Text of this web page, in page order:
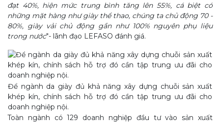
đạt 40%, hiện mức trung bình tăng lên 55%, cá biệt có
những mặt hàng như giày thể thao, chúng ta chủ động 70 -
80%, giày vải chủ động gần như 100% nguyên phụ liệu
trong nước"- lãnh đạo LEFASO đánh giá.
Để ngành da giày đủ khả năng xây dựng chuỗi sản xuất
khép kín, chính sách hỗ trợ đó cần tập trung ưu đãi cho
doanh nghiệp nội.
Toàn ngành có 129 doanh nghiệp đầu tư vào sản xuất